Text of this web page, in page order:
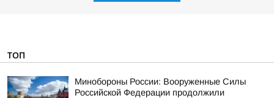
ТОП
Минобороны России: Вооруженные Силы
Российской Федерации продолжили